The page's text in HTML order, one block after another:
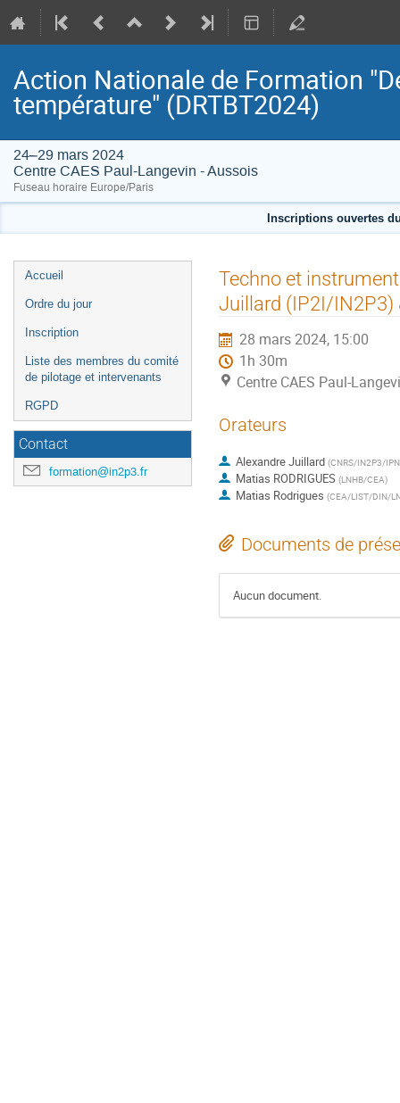
Action Nationale de Formation
température" (DRTBT2024)
24–29 mars 2024
Centre CAES Paul-Langevin - Aussois
Fuseau horaire Europe/Paris
Inscriptions ouvertes
Menu
de
Accueil
Ordre du jour
Inscription
Liste des membres du comité
de pilotage et intervenants
RGPD
Contact
formation@in2p3.fr
Techno et
Juillard (IP2I/IN2P3)
28 mars 2024, 15:00
1h 30m
Centre CAES Paul-
Orateurs
Alexandre Juillard (CNRS/IN2P3/
Matias RODRIGUES (LNHB/CEA)
Matias Rodrigues (CEA/LIST/DIN/
Documents de
Aucun document.